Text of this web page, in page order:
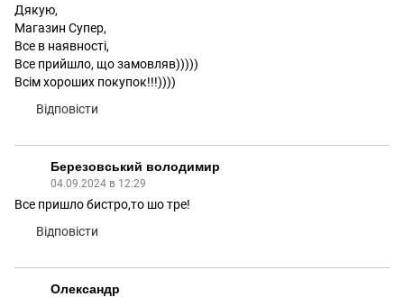
Дякую,
Магазин Супер,
Все в наявності,
Все прийшло, що замовляв)))))
Всім хороших покупок!!!))))
Відповісти
Березовський володимир
04.09.2024 в 12:29
Все пришло бистро,то шо тре!
Відповісти
Олександр